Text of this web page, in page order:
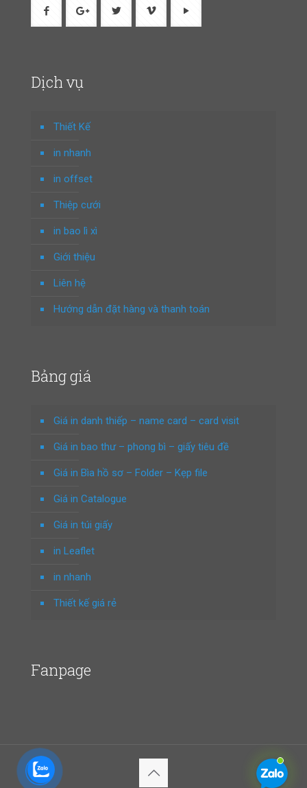
Dịch vụ
Thiết Kế
in nhanh
in offset
Thiệp cưới
in bao lì xì
Giới thiệu
Liên hệ
Hướng dẫn đặt hàng và thanh toán
Bảng giá
Giá in danh thiếp – name card – card visit
Giá in bao thư – phong bì – giấy tiêu đề
Giá in Bìa hồ sơ – Folder – Kẹp file
Giá in Catalogue
Giá in túi giấy
in Leaflet
in nhanh
Thiết kế giá rẻ
Fanpage